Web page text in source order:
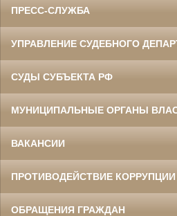
ПРЕСС-СЛУЖБА
УПРАВЛЕНИЕ СУДЕБНОГО
СУДЫ СУБЪЕКТА РФ
МУНИЦИПАЛЬНЫЕ ОРГАНЫ
ВАКАНСИИ
ПРОТИВОДЕЙСТВИЕ КОРРУПЦИИ
ОБРАЩЕНИЯ ГРАЖДАН